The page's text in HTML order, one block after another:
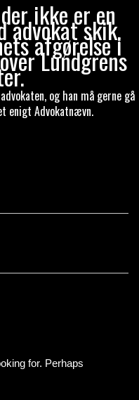
ikke er en
advokat skik,
afgørelse i
Lundgrens
og han må gerne gå
enigt Advokatnævn.
for. Perhaps